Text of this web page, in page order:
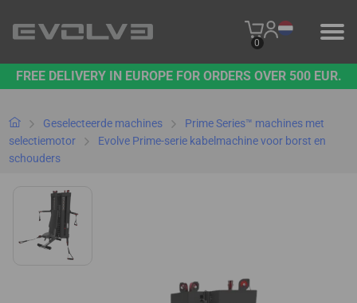
0
PRODUCTEN
ONS MERK
NEEM CONTACT MET ONS OP
B2B PLATFORM
FREE DELIVERY IN EUROPE FOR ORDERS OVER 500 EUR.
Geselecteerde machines
Prime Series™ machines met
selectiemotor
Evolve Prime-serie kabelmachine voor borst en
schouders